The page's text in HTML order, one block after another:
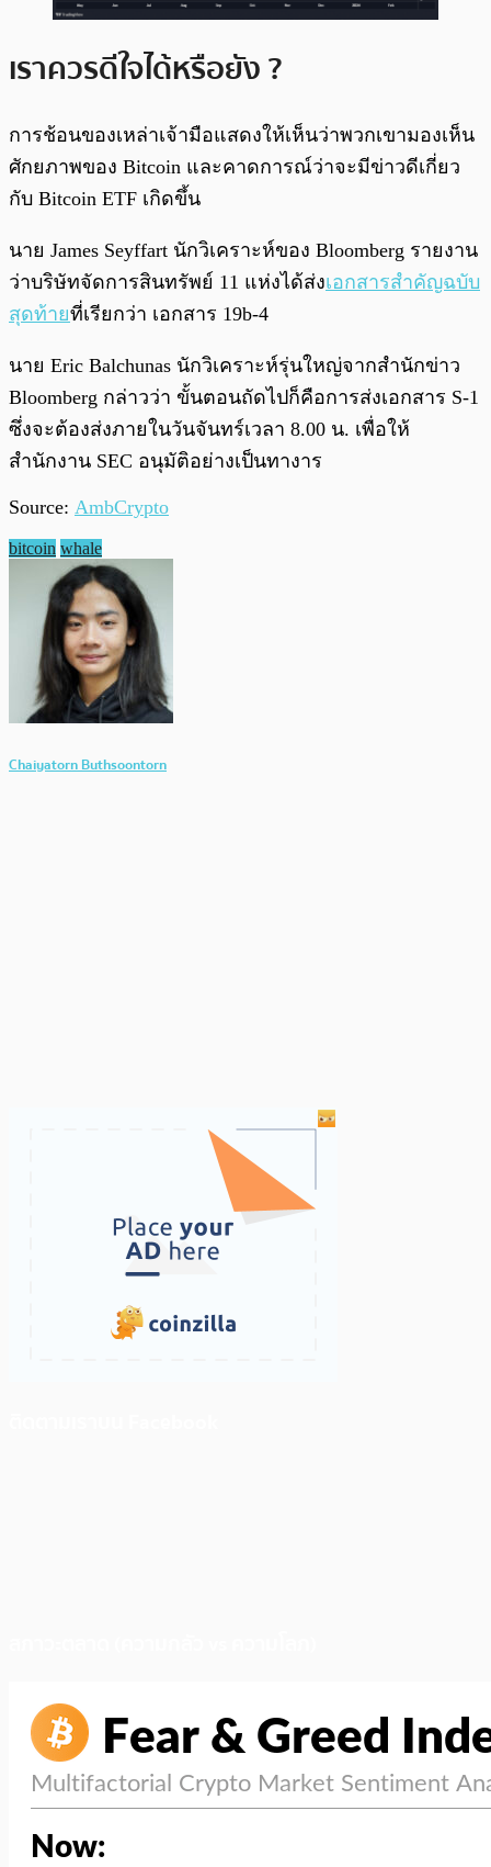
เราควรดีใจได้หรือยัง ?
การช้อนของเหล่าเจ้ามือแสดงให้เห็นว่าพวกเขามองเห็น
ศักยภาพของ Bitcoin และคาดการณ์ว่าจะมีข่าวดีเกี่ยว
กับ Bitcoin ETF เกิดขึ้น
นาย James Seyffart นักวิเคราะห์ของ Bloomberg รายงาน
ว่าบริษัทจัดการสินทรัพย์ 11 แห่งได้ส่งเอกสารสำคัญฉบับ
สุดท้ายที่เรียกว่า เอกสาร 19b-4
นาย Eric Balchunas นักวิเคราะห์รุ่นใหญ่จากสำนักข่าว
Bloomberg กล่าวว่า ขั้นตอนถัดไปก็คือการส่งเอกสาร S-1
ซึ่งจะต้องส่งภายในวันจันทร์เวลา 8.00 น. เพื่อให้
สำนักงาน SEC อนุมัติอย่างเป็นทางาร
Source: AmbCrypto
bitcoin whale
Chaiyatorn Buthsoontorn